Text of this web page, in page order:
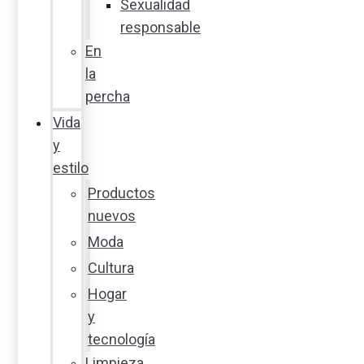
Sexualidad
responsable
En
la
percha
Vida
y
estilo
Productos
nuevos
Moda
Cultura
Hogar
y
tecnología